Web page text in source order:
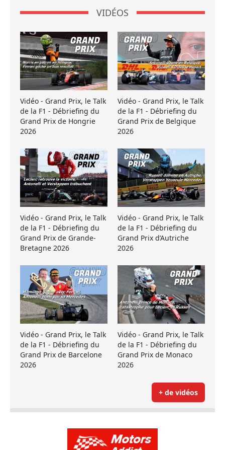
VIDÉOS
Vidéo - Grand Prix, le Talk
de la F1 - Débriefing du
Grand Prix de Hongrie
2026
Vidéo - Grand Prix, le Talk
de la F1 - Débriefing du
Grand Prix de Belgique
2026
Vidéo - Grand Prix, le Talk
de la F1 - Débriefing du
Grand Prix de Grande-
Bretagne 2026
Vidéo - Grand Prix, le Talk
de la F1 - Débriefing du
Grand Prix d’Autriche
2026
Vidéo - Grand Prix, le Talk
de la F1 - Débriefing du
Grand Prix de Barcelone
2026
Vidéo - Grand Prix, le Talk
de la F1 - Débriefing du
Grand Prix de Monaco
2026
+ de vidéos